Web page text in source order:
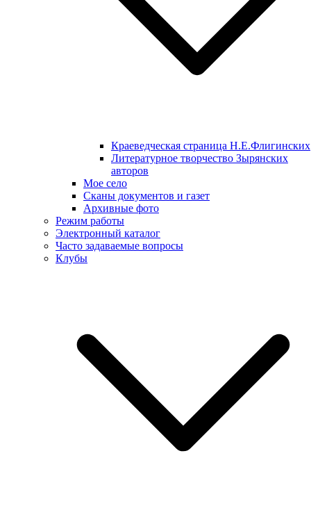
Краеведческая страница Н.Е.Флигинских
Литературное творчество Зырянских
авторов
Мое село
Сканы документов и газет
Архивные фото
Режим работы
Электронный каталог
Часто задаваемые вопросы
Клубы